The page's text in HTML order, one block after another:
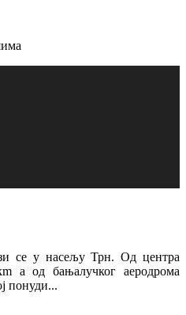
се у насељу Трн. Од центра
а од бањалучког аеродрома
понуди...